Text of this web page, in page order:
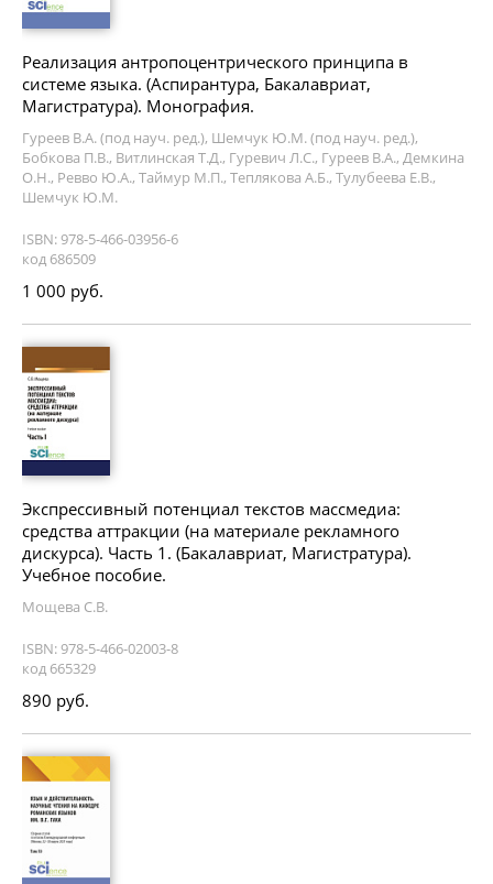
Реализация антропоцентрического принципа в
системе языка. (Аспирантура, Бакалавриат,
Магистратура). Монография.
Гуреев В.А. (под науч. ред.), Шемчук Ю.М. (под науч. ред.),
Бобкова П.В., Витлинская Т.Д., Гуревич Л.С., Гуреев В.А., Демкина
О.Н., Ревво Ю.А., Таймур М.П., Теплякова А.Б., Тулубеева Е.В.,
Шемчук Ю.М.
ISBN: 978-5-466-03956-6
код 686509
1 000 руб.
Экспрессивный потенциал текстов массмедиа:
средства аттракции (на материале рекламного
дискурса). Часть 1. (Бакалавриат, Магистратура).
Учебное пособие.
Мощева С.В.
ISBN: 978-5-466-02003-8
код 665329
890 руб.